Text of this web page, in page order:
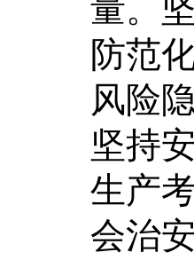
量。
防范
风险
坚持
生产
会治